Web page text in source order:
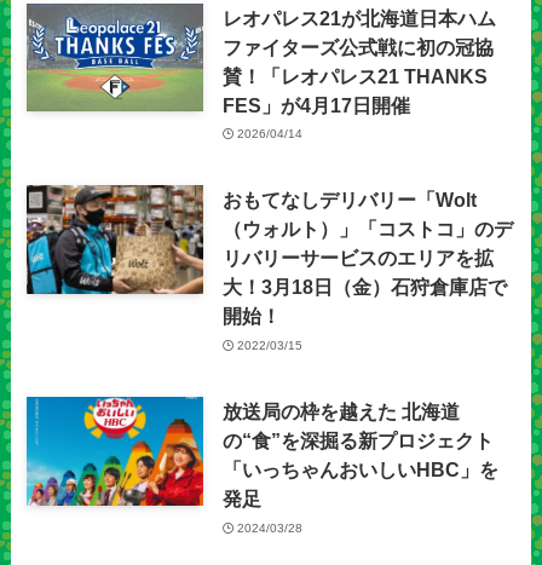
レオパレス21が北海道日本ハム
ファイターズ公式戦に初の冠協
賛！「レオパレス21 THANKS
FES」が4月17日開催
2026/04/14
おもてなしデリバリー「Wolt
（ウォルト）」「コストコ」のデ
リバリーサービスのエリアを拡
大！3月18日（金）石狩倉庫店で
開始！
2022/03/15
放送局の枠を越えた 北海道
の“食”を深掘る新プロジェクト
「いっちゃんおいしいHBC」を
発足
2024/03/28